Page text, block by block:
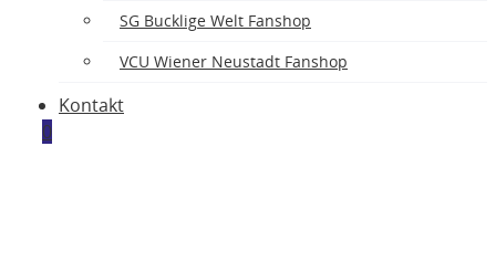
SG Bucklige Welt Fanshop
VCU Wiener Neustadt Fanshop
Kontakt
0